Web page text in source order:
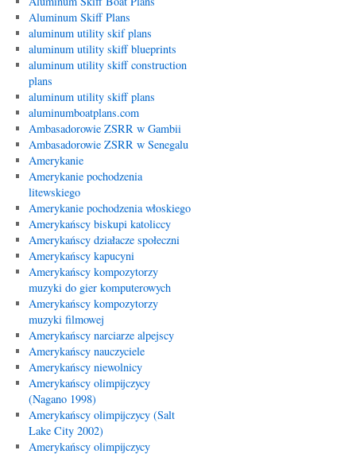
Aluminum Skiff Plans
aluminum utility skif plans
aluminum utility skiff blueprints
aluminum utility skiff construction
plans
aluminum utility skiff plans
aluminumboatplans.com
Ambasadorowie ZSRR w Gambii
Ambasadorowie ZSRR w Senegalu
Amerykanie
Amerykanie pochodzenia
litewskiego
Amerykanie pochodzenia włoskiego
Amerykańscy biskupi katoliccy
Amerykańscy działacze społeczni
Amerykańscy kapucyni
Amerykańscy kompozytorzy
muzyki do gier komputerowych
Amerykańscy kompozytorzy
muzyki filmowej
Amerykańscy narciarze alpejscy
Amerykańscy nauczyciele
Amerykańscy niewolnicy
Amerykańscy olimpijczycy
(Nagano 1998)
Amerykańscy olimpijczycy (Salt
Lake City 2002)
Amerykańscy olimpijczycy